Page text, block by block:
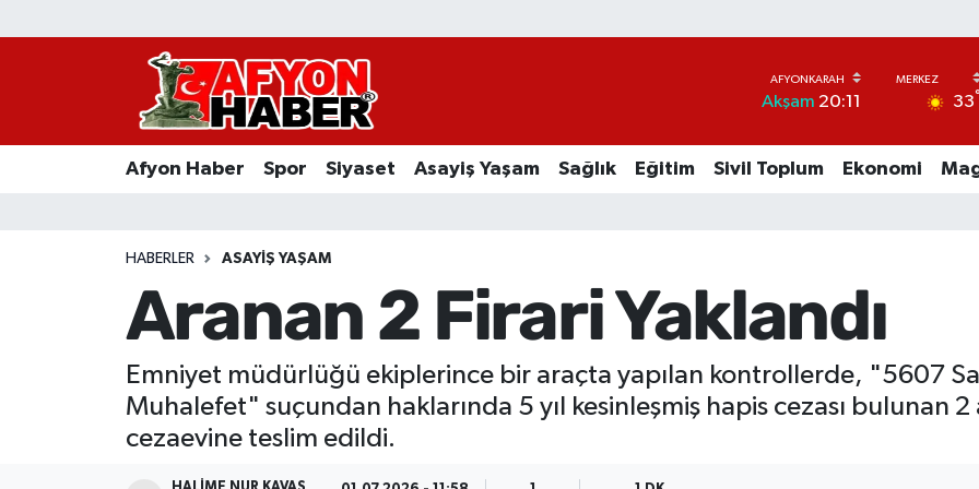
Akşam 20:11 33°
Afyon Haber Spor Siyaset Asayiş Yaşam Sağlık Eğitim Sivil Toplum Ekonomi
HABERLER ASAYIŞ YAŞAM
Aranan 2 Firari Yaklandı
Emniyet müdürlüğü ekiplerince bir araçta yapılan kontrollerde, "5607
Muhalefet" suçundan haklarında 5 yıl kesinleşmiş hapis cezası bulunan 2
cezaevine teslim edildi.
Afyon Haber
Asayiş Yaşam
Sivil Toplum